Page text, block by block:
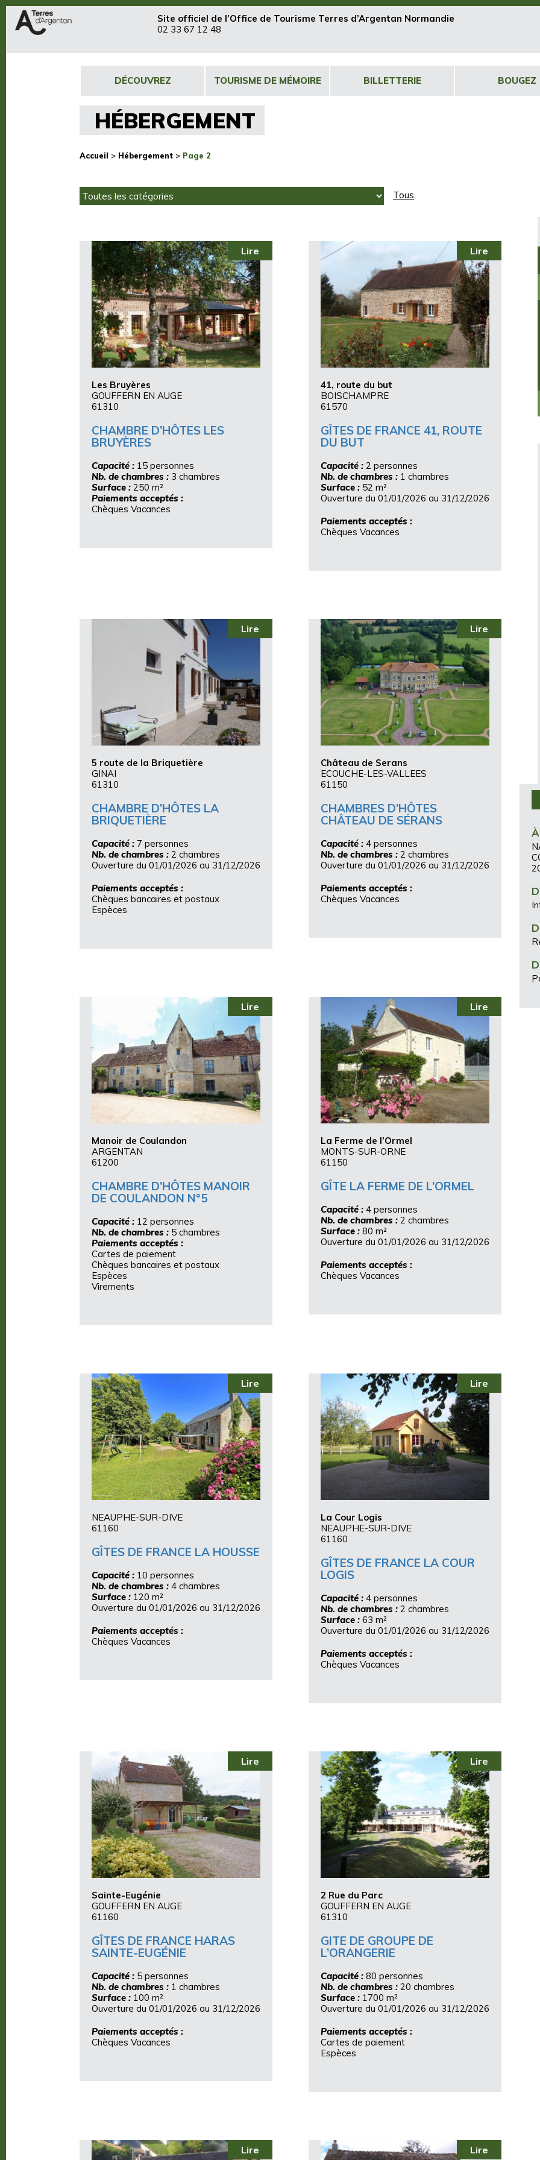
Site officiel de l’Office de Tourisme Terres d’Argentan Normandie
02 33 67 12 48
DÉCOUVREZ TOURISME DE MÉMOIRE BILLETTERIE BOUGEZ
HÉBERGEMENT
Accueil > Hébergement > Page 2
Tous
Lire
Les Bruyères
GOUFFERN EN AUGE
61310
CHAMBRE D’HÔTES LES
BRUYÈRES
Capacité : 15 personnes
Nb. de chambres : 3 chambres
Surface : 250 m²
Paiements acceptés :
Chèques Vacances
Lire
41, route du but
BOISCHAMPRE
61570
GÎTES DE FRANCE 41, ROUTE
DU BUT
Capacité : 2 personnes
Nb. de chambres : 1 chambres
Surface : 52 m²
Ouverture du 01/01/2026 au 31/12/2026
Paiements acceptés :
Chèques Vacances
Lire
5 route de la Briquetière
GINAI
61310
CHAMBRE D’HÔTES LA
BRIQUETIÈRE
Capacité : 7 personnes
Nb. de chambres : 2 chambres
Ouverture du 01/01/2026 au 31/12/2026
Paiements acceptés :
Chèques bancaires et postaux
Espèces
Lire
Château de Serans
ECOUCHE-LES-VALLEES
61150
CHAMBRES D’HÔTES
CHÂTEAU DE SÉRANS
Capacité : 4 personnes
Nb. de chambres : 2 chambres
Ouverture du 01/01/2026 au 31/12/2026
Paiements acceptés :
Chèques Vacances
Lire
Manoir de Coulandon
ARGENTAN
61200
CHAMBRE D’HÔTES MANOIR
DE COULANDON N°5
Capacité : 12 personnes
Nb. de chambres : 5 chambres
Paiements acceptés :
Cartes de paiement
Chèques bancaires et postaux
Espèces
Virements
Lire
La Ferme de l’Ormel
MONTS-SUR-ORNE
61150
GÎTE LA FERME DE L’ORMEL
Capacité : 4 personnes
Nb. de chambres : 2 chambres
Surface : 80 m²
Ouverture du 01/01/2026 au 31/12/2026
Paiements acceptés :
Chèques Vacances
Lire
NEAUPHE-SUR-DIVE
61160
GÎTES DE FRANCE LA HOUSSE
Capacité : 10 personnes
Nb. de chambres : 4 chambres
Surface : 120 m²
Ouverture du 01/01/2026 au 31/12/2026
Paiements acceptés :
Chèques Vacances
Lire
La Cour Logis
NEAUPHE-SUR-DIVE
61160
GÎTES DE FRANCE LA COUR
LOGIS
Capacité : 4 personnes
Nb. de chambres : 2 chambres
Surface : 63 m²
Ouverture du 01/01/2026 au 31/12/2026
Paiements acceptés :
Chèques Vacances
Lire
Sainte-Eugénie
GOUFFERN EN AUGE
61160
GÎTES DE FRANCE HARAS
SAINTE-EUGÉNIE
Capacité : 5 personnes
Nb. de chambres : 1 chambres
Surface : 100 m²
Ouverture du 01/01/2026 au 31/12/2026
Paiements acceptés :
Chèques Vacances
Lire
2 Rue du Parc
GOUFFERN EN AUGE
61310
GITE DE GROUPE DE
L’ORANGERIE
Capacité : 80 personnes
Nb. de chambres : 20 chambres
Surface : 1700 m²
Ouverture du 01/01/2026 au 31/12/2026
Paiements acceptés :
Cartes de paiement
Espèces
Lire Lire